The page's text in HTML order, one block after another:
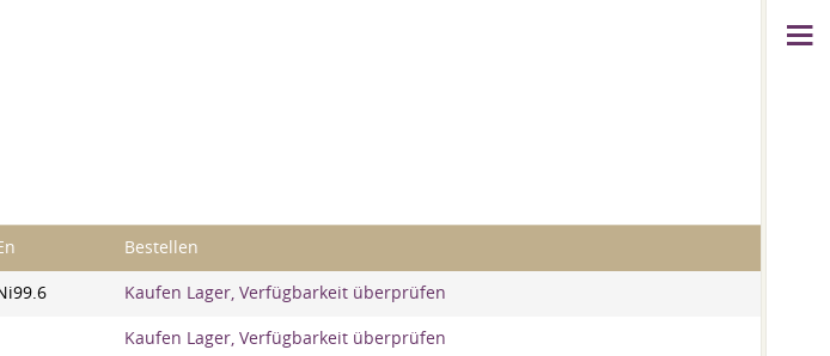
Bestellen
Kaufen Lager, Verfügbarkeit überprüfen
Kaufen Lager, Verfügbarkeit überprüfen